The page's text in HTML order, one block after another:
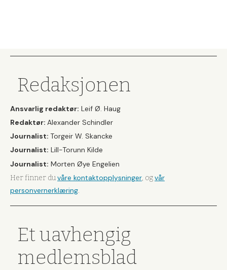
Redaksjonen
Ansvarlig redaktør: Leif Ø. Haug
Redaktør: Alexander Schindler
Journalist: Torgeir W. Skancke
Journalist: Lill-Torunn Kilde
Journalist: Morten Øye Engelien
Her finner duvåre kontaktopplysninger, ogvår
personvernerklæring.
Et uavhengig
medlemsblad